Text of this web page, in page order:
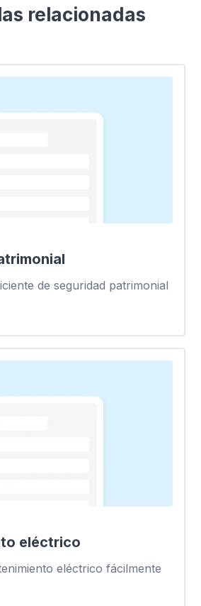
relacionadas
de seguridad patrimonial
eléctrico
eléctrico fácilmente